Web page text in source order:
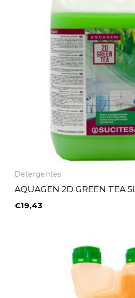
Detergentes
AQUAGEN 2D GREEN TEA
€19,43